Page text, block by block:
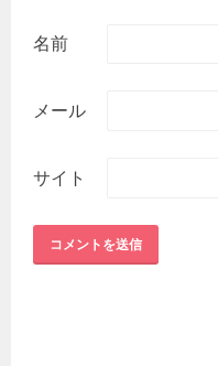
名前
メール
サイト